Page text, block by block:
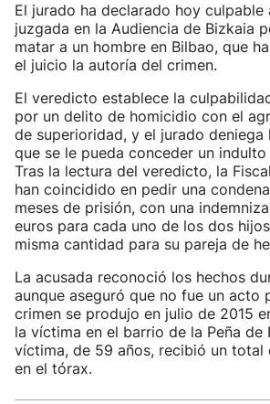
El jurado ha declarado hoy culpable
juzgada en la Audiencia de Bizkaia
matar a un hombre en Bilbao, que
el juicio la autoría del crimen.
El veredicto establece la
por un delito de homicidio con el
de superioridad, y el jurado
que se le pueda conceder un
Tras la lectura del veredicto, la
han coincidido en pedir una
meses de prisión, con una
euros para cada uno de los dos
misma cantidad para su pareja de
La acusada reconoció los hechos
aunque aseguró que no fue un acto
crimen se produjo en julio de 2015
la víctima en el barrio de la Peña de
víctima, de 59 años, recibió un total
en el tórax.